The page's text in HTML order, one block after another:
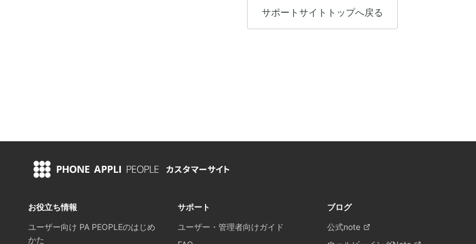
サポートサイトトップへ戻る
お役立ち情報
ユーザー向け PA PEOPLEのはじめ
かた
サポート
ユーザー・管理者向けガイド
ブログ
公式note